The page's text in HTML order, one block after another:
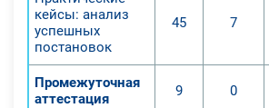
кейсы: анализ
успешных
постановок
45 7
Промежуточная
аттестация
9 0